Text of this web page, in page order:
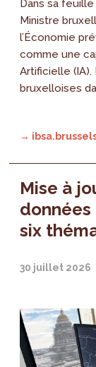
Dans sa
Ministre
l’Économie
comme une
Artificielle
bruxelloises
→
Mise à
données
six
30 juillet 2026